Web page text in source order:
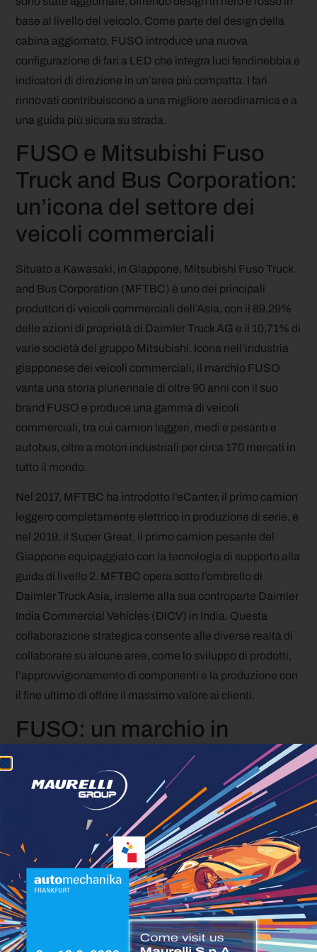
base al livello del veicolo. Come parte del design della
cabina aggiornato, FUSO introduce una nuova
configurazione di fari a LED che integra luci fendinebbia e
indicatori di direzione in un’area più compatta. I fari
rinnovati contribuiscono a una migliore aerodinamica e a
una guida più sicura su strada.
FUSO e Mitsubishi Fuso
Truck and Bus Corporation:
un’icona del settore dei
veicoli commerciali
Situato a Kawasaki, in Giappone, Mitsubishi Fuso Truck
and Bus Corporation (MFTBC) è uno dei principali
produttori di veicoli commerciali dell’Asia, con il 89,29%
delle azioni di proprietà di Daimler Truck AG e il 10,71% di
varie società del gruppo Mitsubishi. Icona nell’industria
giapponese dei veicoli commerciali, il marchio FUSO
vanta una storia pluriennale di oltre 90 anni con il suo
brand FUSO e produce una gamma di veicoli
commerciali, tra cui camion leggeri, medi e pesanti e
autobus, oltre a motori industriali per circa 170 mercati in
tutto il mondo.
Nel 2017, MFTBC ha introdotto l’eCanter, il primo camion
leggero completamente elettrico in produzione di serie, e
nel 2019, il Super Great, il primo camion pesante del
Giappone equipaggiato con la tecnologia di supporto alla
guida di livello 2. MFTBC opera sotto l’ombrello di
Daimler Truck Asia, insieme alla sua controparte Daimler
India Commercial Vehicles (DICV) in India. Questa
collaborazione strategica consente alle diverse realtà di
collaborare su alcune aree, come lo sviluppo di prodotti,
l’approvvigionamento di componenti e la produzione con
il fine ultimo di offrire il massimo valore ai clienti.
FUSO: un marchio in
FUSO è un marchio di Daimler Truck che offre una vasta
gamma di veicoli commerciali. Con una lunga storia di
oltre 90 anni, ha sfruttato la qualità e l’artigianato
giapponese per stabilire standard di efficienza, sicurezza
e comfort. FUSO è particolarmente rinomata per le sue
offerte nel settore dei camion leggeri. Il camion leggero
Canter detiene la quota di mercato più alta in vari mercati
di tutto il mondo. Nel 2017, l’eCanter è diventato il primo
camion leggero completamente elettrico prodotto in